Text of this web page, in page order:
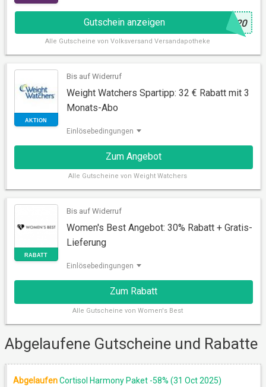
Gutschein anzeigen @ U20
Alle Gutscheine von Volksversand Versandapotheke
Bis auf Widerruf
Weight Watchers Spartipp: 32 € Rabatt mit 3
Monats-Abo
Einlösebedingungen
Zum Angebot
Alle Gutscheine von Weight Watchers
Bis auf Widerruf
Women's Best Angebot: 30% Rabatt + Gratis-
Lieferung
Einlösebedingungen
Zum Rabatt
Alle Gutscheine von Women's Best
Abgelaufene Gutscheine und Rabatte
AbgelaufenCortisol Harmony Paket -58% (31 Oct 2025)